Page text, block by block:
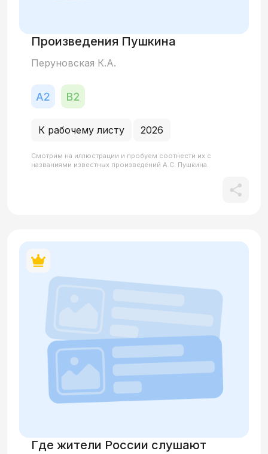
Произведения Пушкина
Перуновская К.А.
К рабочему листу 2026
Смотрим на иллюстрации и пробуем соотнести их с
названиями известных произведений А.С. Пушкина.
Где жители России слушают